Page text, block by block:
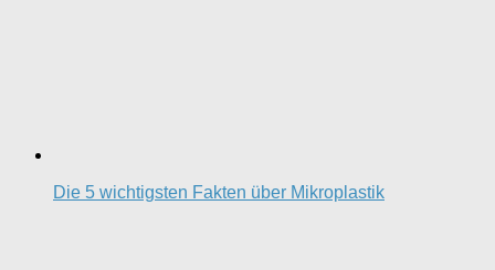
Die 5 wichtigsten Fakten über Mikroplastik